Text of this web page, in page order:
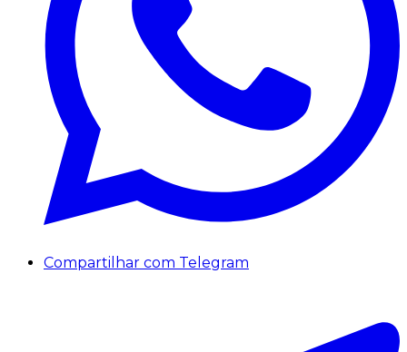
Compartilhar com Telegram